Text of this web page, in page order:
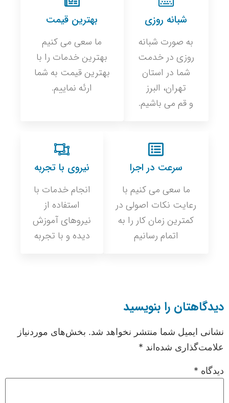
شبانه روزی
به صورت شبانه
روزی در خدمت
شما در استان
تهران، البرز
و قم می باشیم.
بهترین قیمت
ما سعی می کنیم
بهترین خدمات را با
بهترین قیمت به شما
ارئه نماییم.
سرعت در اجرا
ما سعی می کنیم با
رعایت نکات اصولی در
کمترین زمان کار را به
اتمام رسانیم
نیروی با تجربه
انجام خدمات با
استفاده از
نیروهای آموزش
دیده و با تجربه
دیدگاهتان را بنویسید
نشانی ایمیل شما منتشر نخواهد شد. بخش‌های موردنیاز
علامت‌گذاری شده‌اند *
دیدگاه *